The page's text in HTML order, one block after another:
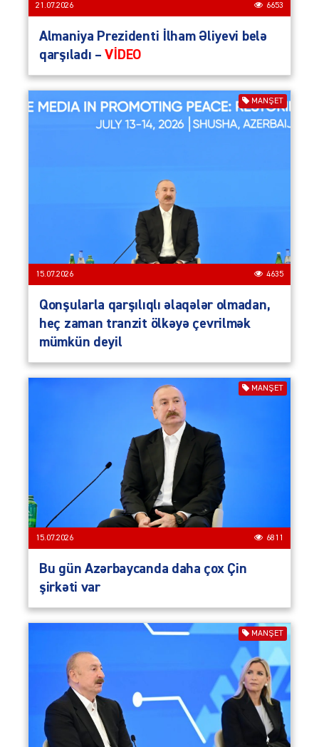
21.07.2026 6653
Almaniya Prezidenti İlham Əliyevi belə
qarşıladı –VİDEO
MANŞET
15.07.2026 4635
Qonşularla qarşılıqlı əlaqələr olmadan,
heç zaman tranzit ölkəyə çevrilmək
mümkün deyil
MANŞET
15.07.2026 6811
Bu gün Azərbaycanda daha çox Çin
şirkəti var
MANŞET